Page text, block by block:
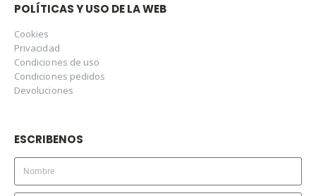
POLÍTICAS Y USO DE LA WEB
Cookies
Privacidad
Condiciones de uso
Condiciones pedidos
Devoluciones
ESCRIBENOS